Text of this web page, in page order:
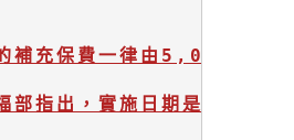
補充保費一律由5,000元提
指出，實施日期是以雇主給